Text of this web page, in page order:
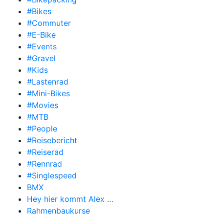
#Bikes
#Commuter
#E-Bike
#Events
#Gravel
#Kids
#Lastenrad
#Mini-Bikes
#Movies
#MTB
#People
#Reisebericht
#Reiserad
#Rennrad
#Singlespeed
BMX
Hey hier kommt Alex …
Rahmenbaukurse